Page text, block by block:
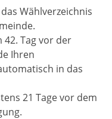
Wählverzeichnis
Tag vor der
Ihren
in das
21 Tage vor dem